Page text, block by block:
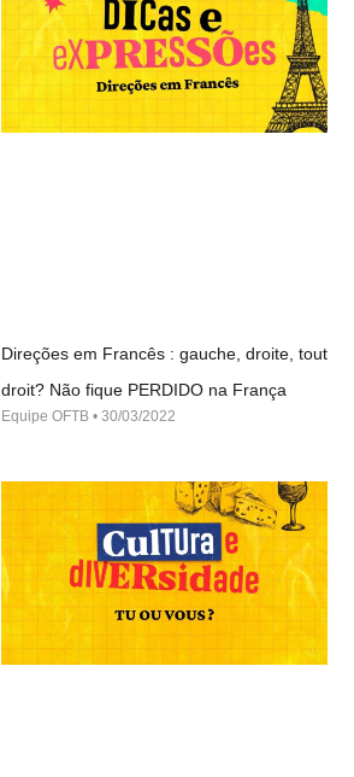
Direções em Francês : gauche, droite, tout
droit? Não fique PERDIDO na França
Equipe OFTB 30/03/2022